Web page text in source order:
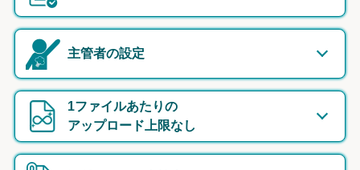
主管者の設定
1ファイルあたりの
アップロード上限なし